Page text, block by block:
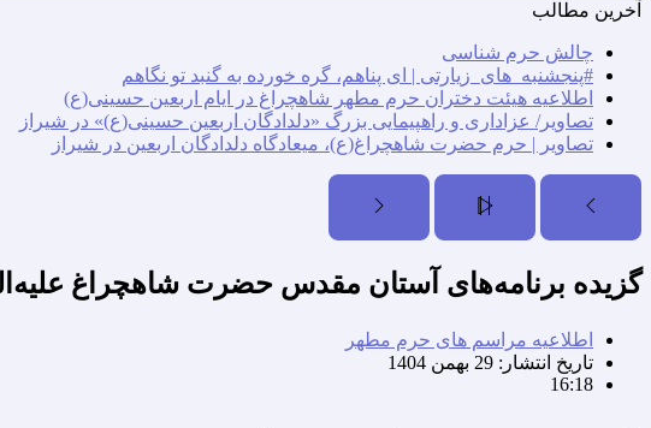
آخرین مطالب
چالش حرم شناسی
#پنجشنبه_های_زیارتی | ای پناهم، گره خورده به گنبد تو نگاهم
اطلاعیه هیئت دختران حرم مطهر شاهچراغ در ایام اربعین حسینی(ع)
تصاویر/ عزاداری و راهپیمایی بزرگ «دلدادگان اربعین حسینی(ع)» در شیراز
تصاویر | حرم حضرت شاهچراغ(ع)، میعادگاه دلدادگان اربعین در شیراز
گزیده برنامه‌های آستان مقدس حضرت شاهچراغ
اطلاعیه مراسم های حرم مطهر
تاریخ انتشار: 29 بهمن 1404
16:18